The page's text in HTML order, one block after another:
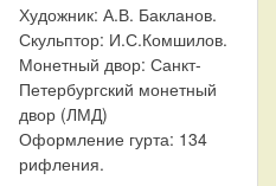
Художник: А.В. Бакланов.
Скульптор: И.С.Комшилов.
Монетный двор: Санкт-
Петербургский монетный
двор (ЛМД)
Оформление гурта: 134
рифления.